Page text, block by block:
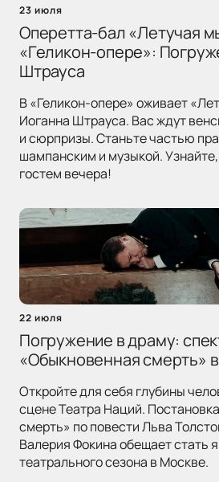
23 июля
Оперетта-бал «Летучая
«Геликон-опере»:
Штрауса
В «Геликон-опере» оживает
Иоганна Штрауса. Вас ждут
и сюрпризы. Станьте частью
шампанским и музыкой.
гостем вечера!
22 июля
Погружение в драму:
«Обыкновенная смерть»
Откройте для себя глубины
сцене Театра Наций.
смерть» по повести Льва
Валерия Фокина обещает стать
театрального сезона в Москве.